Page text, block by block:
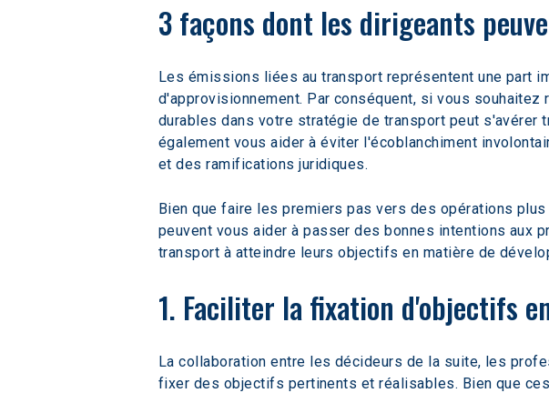
3 façons dont les dirigeants
Les émissions liées au transport représentent une part
d'approvisionnement. Par conséquent, si vous souhaitez
durables dans votre stratégie de transport peut s'avérer
également vous aider à éviter l'écoblanchiment
et des ramifications juridiques.
Bien que faire les premiers pas vers des opérations
peuvent vous aider à passer des bonnes intentions aux
transport à atteindre leurs objectifs en matière de
1. Faciliter la fixation d'objectifs
La collaboration entre les décideurs de la suite, les
fixer des objectifs pertinents et réalisables. Bien que